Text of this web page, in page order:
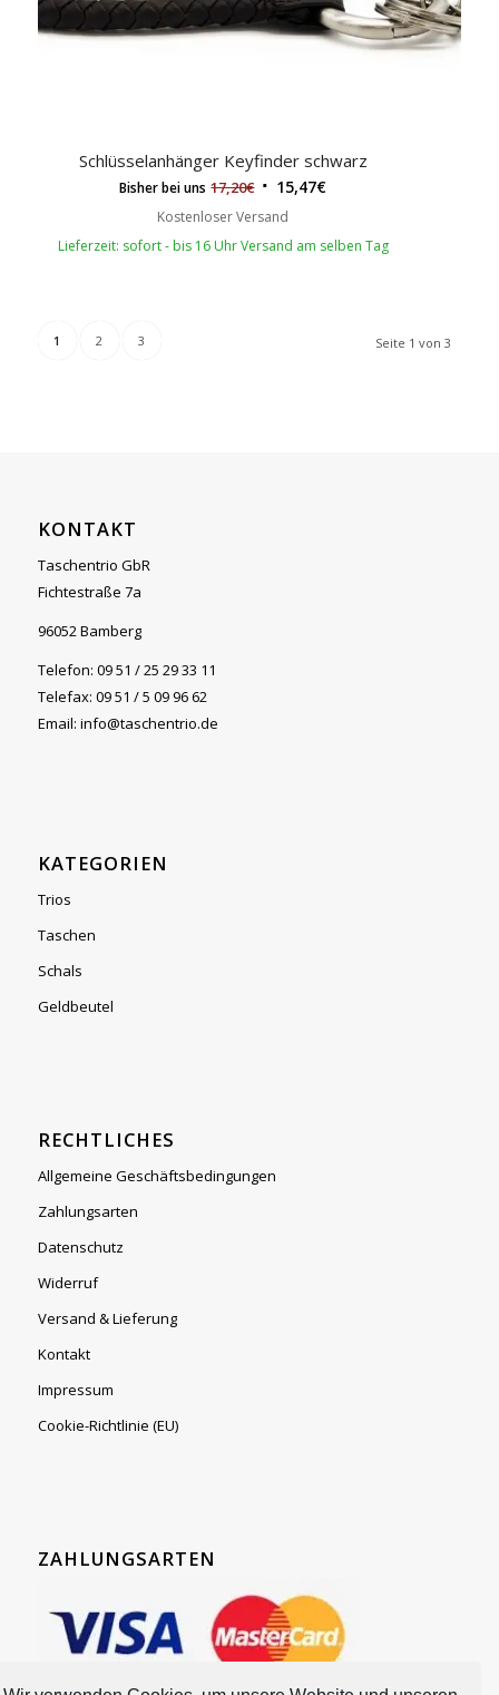
Schlüsselanhänger Keyfinder schwarz
Bisher bei uns 17,20€ 15,47€
Kostenloser Versand
Lieferzeit: sofort - bis 16 Uhr Versand am selben Tag
Seite 1 von 3
1 2 3
KONTAKT
Taschentrio GbR
Fichtestraße 7a
96052 Bamberg
Telefon: 09 51 / 25 29 33 11
Telefax: 09 51 / 5 09 96 62
Email: info@taschentrio.de
KATEGORIEN
Trios
Taschen
Schals
Geldbeutel
RECHTLICHES
Allgemeine Geschäftsbedingungen
Zahlungsarten
Datenschutz
Widerruf
Versand & Lieferung
Kontakt
Impressum
Cookie-Richtlinie (EU)
ZAHLUNGSARTEN